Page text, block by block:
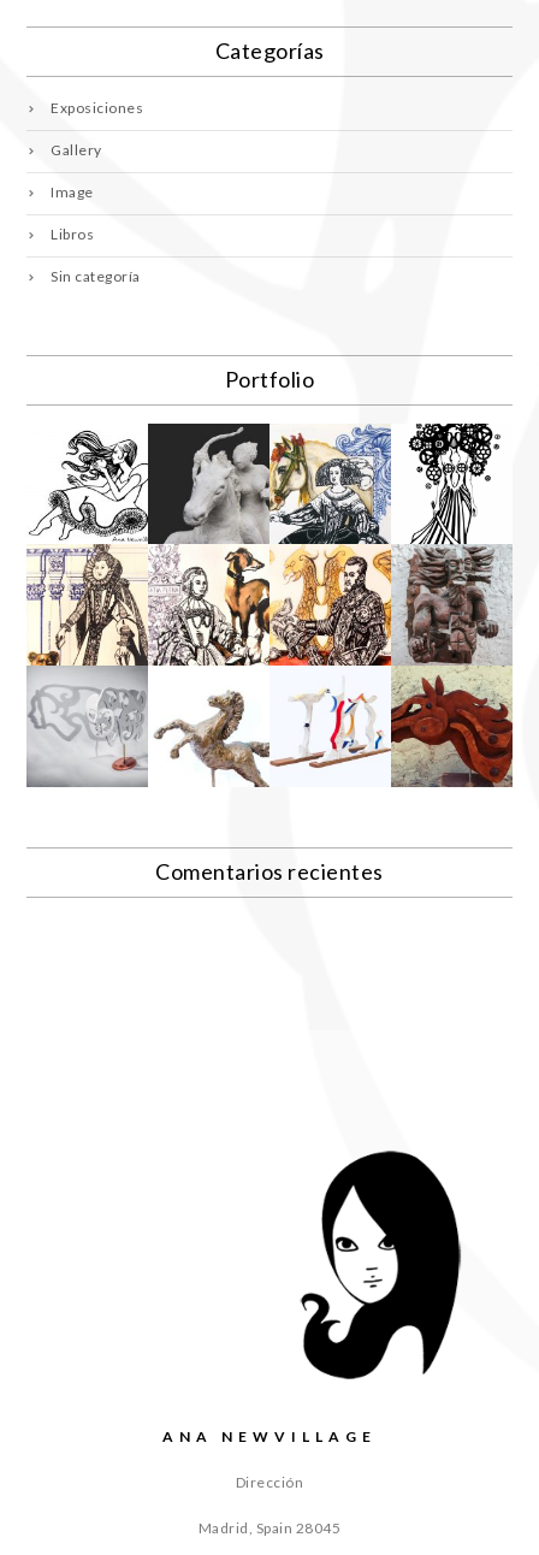
Categorías
Exposiciones
Gallery
Image
Libros
Sin categoría
Portfolio
Comentarios recientes
ANA NEWVILLAGE
Dirección
Madrid, Spain 28045